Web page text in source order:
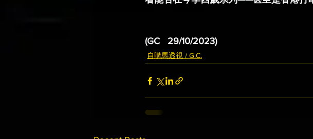
(GC   29/10/2023)
自購馬透視 / G.C.